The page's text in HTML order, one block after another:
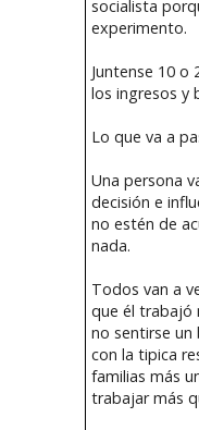
socialista
experimento.
Juntense 10
los ingresos y
Lo que va a
Una persona
decisión e
no estén de
nada.
Todos van a
que él trabajó
no sentirse
con la tipica
familias más
trabajar más